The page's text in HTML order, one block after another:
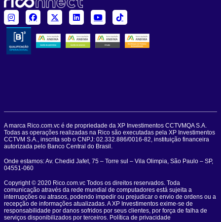
A marca Rico.com.vc é de propriedade da XP Investimentos CCTVMQA S.A.
Todas as operações realizadas na Rico são executadas pela XP Investimentos
CCTVM S.A., inscrita sob o CNPJ: 02.332.886/0016-82, instituição financeira
autorizada pelo Banco Central do Brasil.
Onde estamos: Av. Chedid Jafet, 75 – Torre sul – Vila Olimpia, São Paulo – SP,
04551-060
Copyright © 2020 Rico.com.vc Todos os direitos reservados. Toda
comunicação através da rede mundial de computadores está sujeita a
interrupções ou atrasos, podendo impedir ou prejudicar o envio de ordens ou a
recepção de informações atualizadas. A XP Investimentos exime-se de
responsabilidade por danos sofridos por seus clientes, por força de falha de
serviços disponibilizados por terceiros. Política de privacidade